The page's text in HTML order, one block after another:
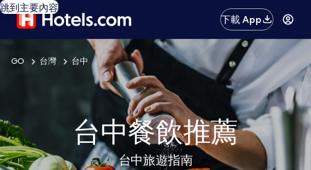
跳到主要內容
下載 App
GO 台灣 台中
台中餐飲推薦
台中旅遊指南